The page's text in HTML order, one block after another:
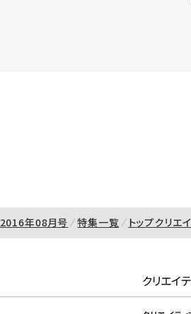
2016年08月号 特集一覧 トップクリエ
クリエイ